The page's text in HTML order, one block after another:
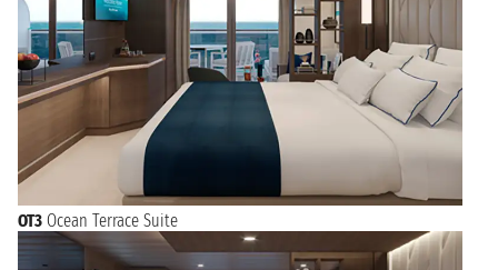
OT3 Ocean Terrace Suite